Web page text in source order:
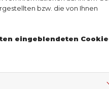
gut über
wird es Zeit,
oder Ratgeber im
bzw. die von Ihnen
eingeblendeten